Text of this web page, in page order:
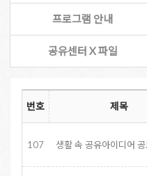
프로그램 안내
공유센터 X 파일
번호 제목
107 생활 속 공유아이디어